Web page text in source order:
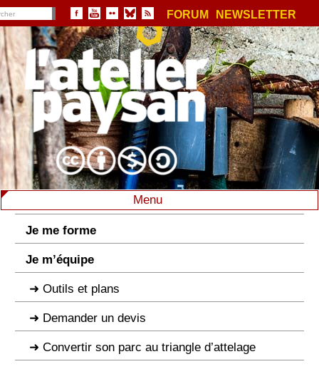
FORUM NEWSLETTER
Menu
Je me forme
Je m’équipe
Outils et plans
Demander un devis
Convertir son parc au triangle d’attelage